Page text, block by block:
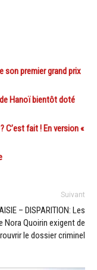
son premier grand prix
de Hanoï bientôt doté
C’est fait ! En version «
Suivant
– DISPARITION: Les
Nora Quoirin exigent de
rouvrir le dossier criminel